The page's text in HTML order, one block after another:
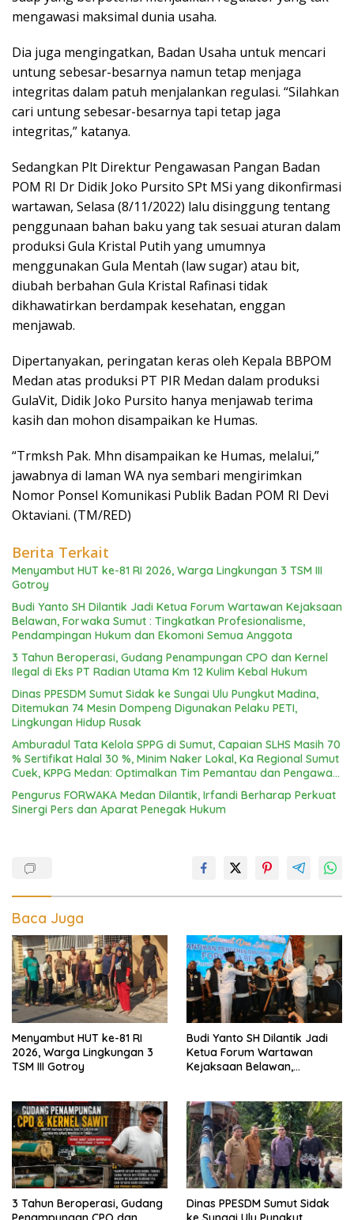
mengawasi maksimal dunia usaha.
Dia juga mengingatkan, Badan Usaha untuk mencari
untung sebesar-besarnya namun tetap menjaga
integritas dalam patuh menjalankan regulasi. “Silahkan
cari untung sebesar-besarnya tapi tetap jaga
integritas,” katanya.
Sedangkan Plt Direktur Pengawasan Pangan Badan
POM RI Dr Didik Joko Pursito SPt MSi yang dikonfirmasi
wartawan, Selasa (8/11/2022) lalu disinggung tentang
penggunaan bahan baku yang tak sesuai aturan dalam
produksi Gula Kristal Putih yang umumnya
menggunakan Gula Mentah (law sugar) atau bit,
diubah berbahan Gula Kristal Rafinasi tidak
dikhawatirkan berdampak kesehatan, enggan
menjawab.
Dipertanyakan, peringatan keras oleh Kepala BBPOM
Medan atas produksi PT PIR Medan dalam produksi
GulaVit, Didik Joko Pursito hanya menjawab terima
kasih dan mohon disampaikan ke Humas.
“Trmksh Pak. Mhn disampaikan ke Humas, melalui,”
jawabnya di laman WA nya sembari mengirimkan
Nomor Ponsel Komunikasi Publik Badan POM RI Devi
Oktaviani. (TM/RED)
Berita Terkait
Menyambut HUT ke-81 RI 2026, Warga Lingkungan 3 TSM III
Gotroy
Budi Yanto SH Dilantik Jadi Ketua Forum Wartawan Kejaksaan
Belawan, Forwaka Sumut : Tingkatkan Profesionalisme,
Pendampingan Hukum dan Ekomoni Semua Anggota
3 Tahun Beroperasi, Gudang Penampungan CPO dan Kernel
Ilegal di Eks PT Radian Utama Km 12 Kulim Kebal Hukum
Dinas PPESDM Sumut Sidak ke Sungai Ulu Pungkut Madina,
Ditemukan 74 Mesin Dompeng Digunakan Pelaku PETI,
Lingkungan Hidup Rusak
Amburadul Tata Kelola SPPG di Sumut, Capaian SLHS Masih 70
% Sertifikat Halal 30 %, Minim Naker Lokal, Ka Regional Sumut
Cuek, KPPG Medan: Optimalkan Tim Pemantau dan Pengawas
Pengurus FORWAKA Medan Dilantik, Irfandi Berharap Perkuat
Sinergi Pers dan Aparat Penegak Hukum
Baca Juga
Menyambut HUT ke-81 RI
2026, Warga Lingkungan 3
TSM III Gotroy
Budi Yanto SH Dilantik Jadi
Ketua Forum Wartawan
Kejaksaan Belawan,
Pendampingan Hukum dan
Ekomoni Semua Anggota
3 Tahun Beroperasi, Gudang
Dinas PPESDM Sumut Sidak